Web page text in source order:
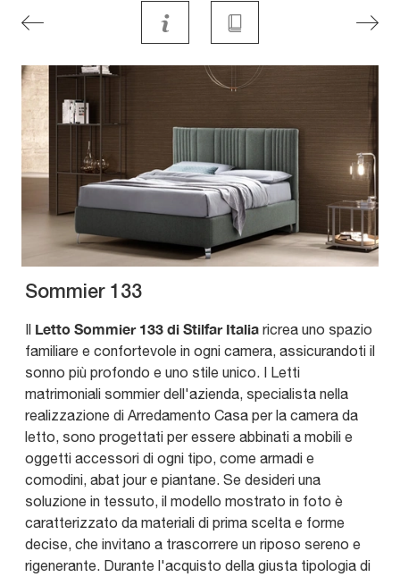
Sommier 133
Il Letto Sommier 133 di Stilfar Italia ricrea uno spazio
familiare e confortevole in ogni camera, assicurandoti il
sonno più profondo e uno stile unico. I Letti
matrimoniali sommier dell'azienda, specialista nella
realizzazione di Arredamento Casa per la camera da
letto, sono progettati per essere abbinati a mobili e
oggetti accessori di ogni tipo, come armadi e
comodini, abat jour e piantane. Se desideri una
soluzione in tessuto, il modello mostrato in foto è
caratterizzato da materiali di prima scelta e forme
decise, che invitano a trascorrere un riposo sereno e
rigenerante. Durante l'acquisto della giusta tipologia di